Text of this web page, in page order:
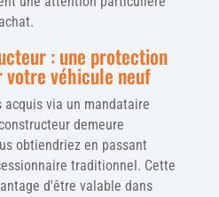
: une protection
véhicule neuf
via un mandataire
demeure
obtiendriez en passant
traditionnel. Cette
d'être valable dans